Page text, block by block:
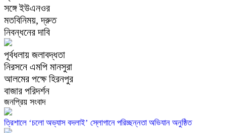
সঙ্গে ইউএনওর
মতবিনিময়, দ্রুত
নিবন্ধনের দাবি
পূর্বধলায় জলাবদ্ধতা
নিরসনে এমপি মানসুরা
আলমের পক্ষে হিরনপুর
বাজার পরিদর্শন
জনপ্রিয় সংবাদ
‎ত্রিশালে ‘চলো অভ্যাস বদলাই’ স্লোগানে পরিচ্ছন্নতা অভিযান অনুষ্ঠিত